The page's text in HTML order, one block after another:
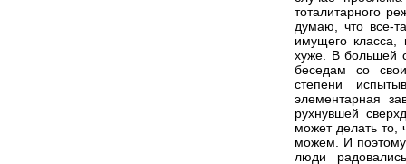
тоталитарного
думаю, что все-
имущего класса,
хуже. В большей
беседам со
степени
элементарная
рухнувшей
может делать
можем. И поэтому
люди